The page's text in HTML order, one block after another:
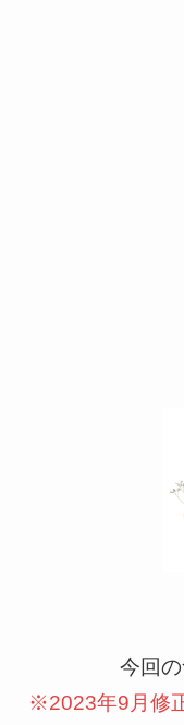
今回の
※2023年9月修